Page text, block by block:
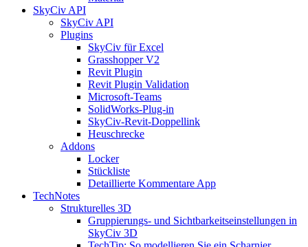
SkyCiv API
SkyCiv API
Plugins
SkyCiv für Excel
Grasshopper V2
Revit Plugin
Revit Plugin Validation
Microsoft-Teams
SolidWorks-Plug-in
SkyCiv-Revit-Doppellink
Heuschrecke
Addons
Locker
Stückliste
Detaillierte Kommentare App
TechNotes
Strukturelles 3D
Gruppierungs- und Sichtbarkeitseinstellungen in
SkyCiv 3D